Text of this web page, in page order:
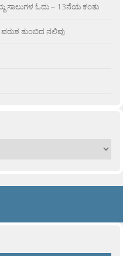
ಓದು – 13ನೆಯ ಕಂತು
ತುಂಬಿದ ನಲಿವು